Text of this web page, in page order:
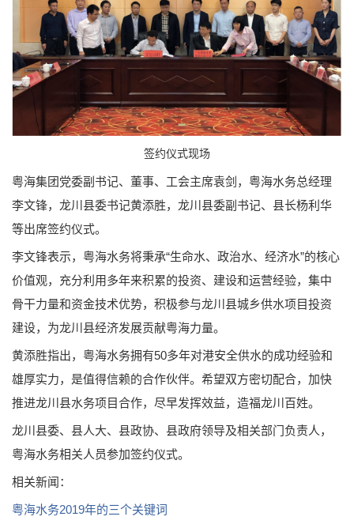
签约仪式现场
粤海集团党委副书记、董事、工会主席袁剑，粤海水务总经理
李文锋，龙川县委书记黄添胜，龙川县委副书记、县长杨利华
等出席签约仪式。
李文锋表示，粤海水务将秉承“生命水、政治水、经济水”的核心
价值观，充分利用多年来积累的投资、建设和运营经验，集中
骨干力量和资金技术优势，积极参与龙川县城乡供水项目投资
建设，为龙川县经济发展贡献粤海力量。
黄添胜指出，粤海水务拥有50多年对港安全供水的成功经验和
雄厚实力，是值得信赖的合作伙伴。希望双方密切配合，加快
推进龙川县水务项目合作，尽早发挥效益，造福龙川百姓。
龙川县委、县人大、县政协、县政府领导及相关部门负责人，
粤海水务相关人员参加签约仪式。
相关新闻：
粤海水务2019年的三个关键词